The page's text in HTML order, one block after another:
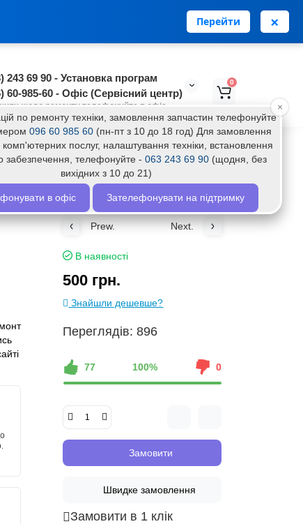
Перейти ×
Особистий кабінет
243 69 90 - Установка програм
60-985-60 - Офіс (Сервісний центр)
щодо ремонту телефонуйте в офіс
0
Prew. Next.
В наявності
500 грн.
Знайшли дешевше?
Переглядів: 896
77 100% 0
Замовити
Швидке замовлення
Замовити в 1 клік
по ремонту техніки, замовлення запчастин телефонуйте
096 60 985 60(пн-пт з 10 до 18 год) Для замовлення
комп'ютерних послуг, налаштування техніки, встановлення
забезпечення, телефонуйте - 063 243 69 90 (щодня, без
вихідних з 10 до 21)
в офіс Зателефонувати на підтримку
×